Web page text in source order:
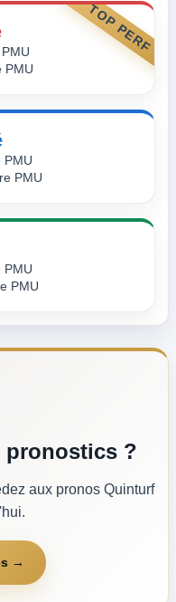
TOP PERF
PMU
PMU
PMU
PMU
PMU
pronostics ?
aux pronos Quinturf
→